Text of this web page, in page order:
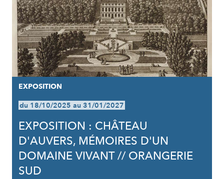
EXPOSITION
du 18/10/2025 au 31/01/2027
EXPOSITION : CHÂTEAU
D'AUVERS, MÉMOIRES D'UN
DOMAINE VIVANT // ORANGERIE
SUD